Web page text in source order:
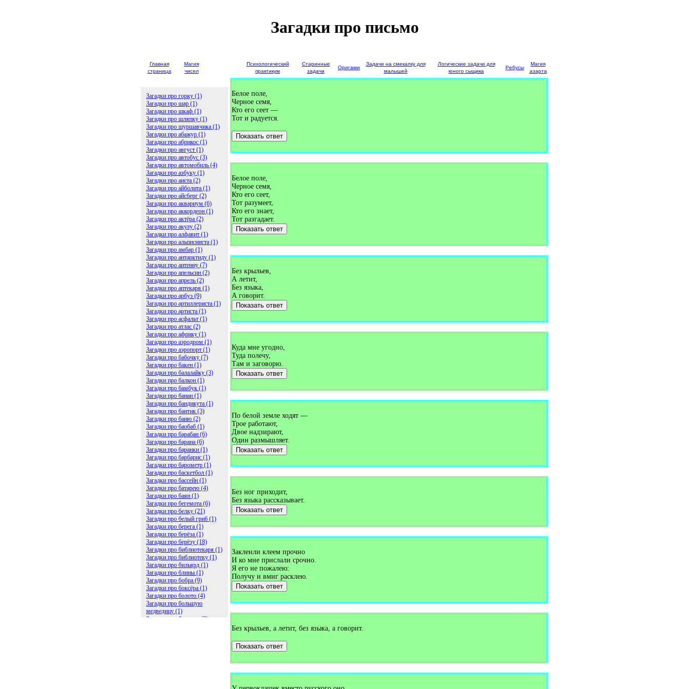
Загадки про письмо
Главная
страница
Магия
чисел
Психологический
практикум
Старинные
задачи
Оригами
Задачи на смекалку для
малышей
Логические задачи для
юного сыщика
Ребусы
Магия
азарта
Загадки про горку (1)
Загадки про шар (1)
Загадки про шкаф (1)
Загадки про шляпку (1)
Загадки про шуршавчика (1)
Загадки про абажур (1)
Загадки про абрикос (1)
Загадки про август (1)
Загадки про автобус (3)
Загадки про автомобиль (4)
Загадки про азбуку (1)
Загадки про аиста (2)
Загадки про айболита (1)
Загадки про айсберг (2)
Загадки про аквариум (6)
Загадки про аккордеон (1)
Загадки про актёра (2)
Загадки про акулу (2)
Загадки про алфавит (1)
Загадки про альписниста (1)
Загадки про амбар (1)
Загадки про антарктиду (1)
Загадки про антенну (7)
Загадки про апельсин (2)
Загадки про апрель (2)
Загадки про аптекаря (1)
Загадки про арбуз (9)
Загадки про артиллериста (1)
Загадки про артиста (1)
Загадки про асфальт (1)
Загадки про атлас (2)
Загадки про африку (1)
Загадки про аэродром (1)
Загадки про аэропорт (1)
Загадки про бабочку (7)
Загадки про бакен (1)
Загадки про балалайку (3)
Загадки про балкон (1)
Загадки про бамбук (1)
Загадки про банан (1)
Загадки про бандикута (1)
Загадки про бантик (3)
Загадки про баню (2)
Загадки про баобаб (1)
Загадки про барабан (6)
Загадки про барана (6)
Загадки про баранки (1)
Загадки про барбарис (1)
Загадки про барометр (1)
Загадки про баскетбол (1)
Загадки про бассейн (1)
Загадки про батарею (4)
Загадки про баян (1)
Загадки про бегемота (6)
Загадки про белку (21)
Загадки про белый гриб (1)
Загадки про берега (1)
Загадки про берёза (1)
Загадки про берёзу (18)
Загадки про библиотекаря (1)
Загадки про библиотеку (1)
Загадки про бильярд (1)
Загадки про блины (1)
Загадки про бобра (9)
Загадки про боксёра (1)
Загадки про болото (4)
Загадки про большую
медведицу (1)
Загадки про ботинки (2)
Белое поле,
Черное семя,
Кто его сеет —
Тот и радуется.
Показать ответ
Белое поле,
Черное семя,
Кто его сеет,
Тот разумеет,
Кто его знает,
Тот разгадает.
Показать ответ
Без крыльев,
А летит,
Без языка,
А говорит.
Показать ответ
Куда мне угодно,
Туда полечу,
Там и заговорю.
Показать ответ
По белой земле ходят —
Трое работают,
Двое надзирают,
Один размышляет.
Показать ответ
Без ног приходит,
Без языка рассказывает.
Показать ответ
Заклеили клеем прочно
И ко мне прислали срочно.
Я его не пожалею:
Получу и вмиг расклею.
Показать ответ
Без крыльев, а летит, без языка, а говорит.
Показать ответ